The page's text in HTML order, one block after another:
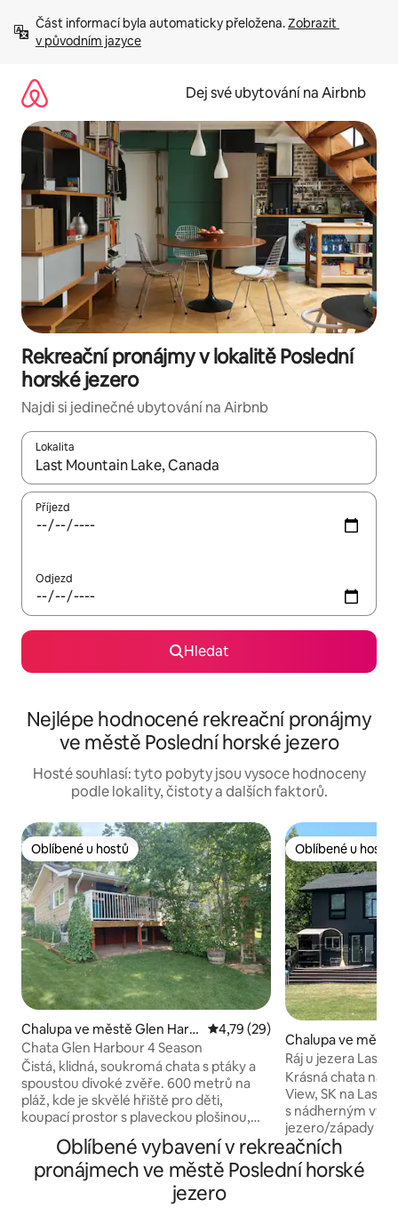
obsah
Část informací byla automaticky přeložena. Zobrazit
v původním jazyce
Dej své ubytování na Airbnb
Rekreační pronájmy v lokalitě Poslední
horské jezero
Najdi si jedinečné ubytování na Airbnb
Lokalita
Až budou výsledky k dispozici, můžeš si je procházet pomocí
Příjezd
Odjezd
Hledat
Nejlépe hodnocené rekreační pronájmy
ve městě Poslední horské jezero
Hosté souhlasí: tyto pobyty jsou vysoce hodnoceny
podle lokality, čistoty a dalších faktorů.
Oblíbené u hostů
Oblíbené u hostů
Chalupa ve městě Glen Harb
our
Průměrné hodnocení 4,79 z 5,
4,79 (29)
Chata Glen Harbour 4 Season
Čistá, klidná, soukromá chata s ptáky a
spoustou divoké zvěře. 600 metrů na
pláž, kde je skvělé hřiště pro děti,
koupací prostor s plaveckou plošinou,
komunitním centru, altán pod širým
nebem, piknikové stoly, pickle
ball/basketbalové kurty a hřiště na
Oblíbené u hostů
Oblíbené u hostů
Chalupa ve městě
w
Ráj u jezera Last
Krásná chata na
View, SK na Last
s nádherným
jezero/západy
k vlastní
stylová útulná
prostoru a
Oblíbené vybavení v rekreačních
pronájmech ve městě Poslední horské
jezero